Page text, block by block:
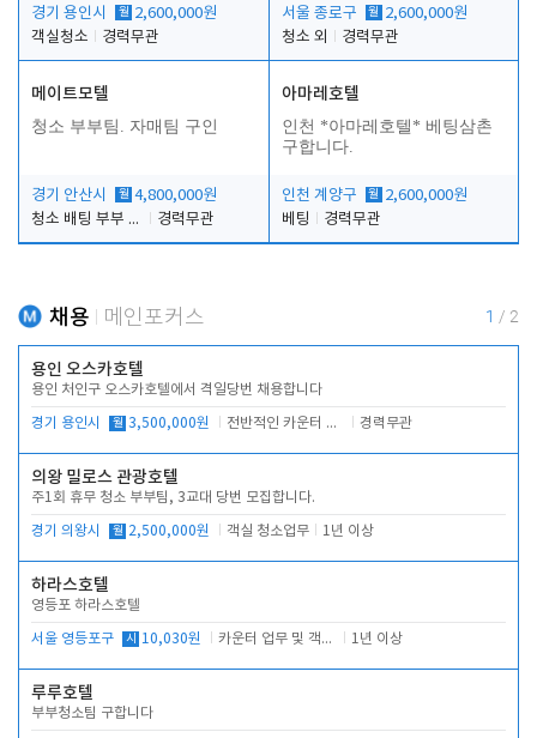
경기 용인시
월 2,600,000원
객실청소
경력무관
서울 종로구 월 2,600,000원
청소 외
경력무관
메이트모텔
청소 부부팀. 자매팀 구인
경기 안산시 월 4,800,000원
청소 배팅 부부 구합니다
경력무관
아마레호텔
인천 *아마레호텔* 베팅삼촌
구합니다.
인천 계양구 월 2,600,000원
베팅
경력무관
채용 메인포커스 1 / 2
용인 오스카호텔
용인 처인구 오스카호텔에서 격일당번 채용합니다
경기 용인시 월 3,500,000원 전반적인 카운터 업무 경력무관
의왕 밀로스 관광호텔
주1회 휴무 청소 부부팀, 3교대 당번 모집합니다.
경기 의왕시 월 2,500,000원 객실 청소업무 1년 이상
하라스호텔
영등포 하라스호텔
서울 영등포구 시 10,030원 카운터 업무 및 객실관리(청소상태 확인, 객실판매) 1년 이상
루루호텔
부부청소팀 구합니다